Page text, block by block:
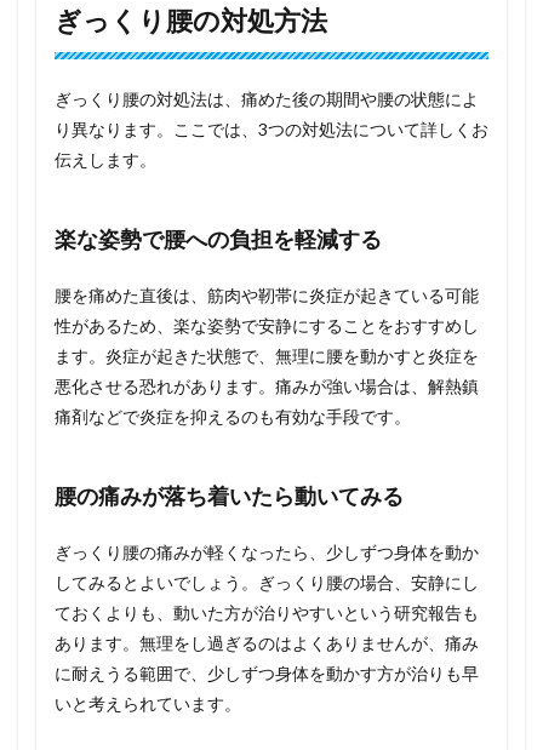
ぎっくり腰の対処方法
ぎっくり腰の対処法は、痛めた後の期間や腰の状態によ
り異なります。ここでは、3つの対処法について詳しくお
伝えします。
楽な姿勢で腰への負担を軽減する
腰を痛めた直後は、筋肉や靭帯に炎症が起きている可能
性があるため、楽な姿勢で安静にすることをおすすめし
ます。炎症が起きた状態で、無理に腰を動かすと炎症を
悪化させる恐れがあります。痛みが強い場合は、解熱鎮
痛剤などで炎症を抑えるのも有効な手段です。
腰の痛みが落ち着いたら動いてみる
ぎっくり腰の痛みが軽くなったら、少しずつ身体を動か
してみるとよいでしょう。ぎっくり腰の場合、安静にし
ておくよりも、動いた方が治りやすいという研究報告も
あります。無理をし過ぎるのはよくありませんが、痛み
に耐えうる範囲で、少しずつ身体を動かす方が治りも早
いと考えられています。